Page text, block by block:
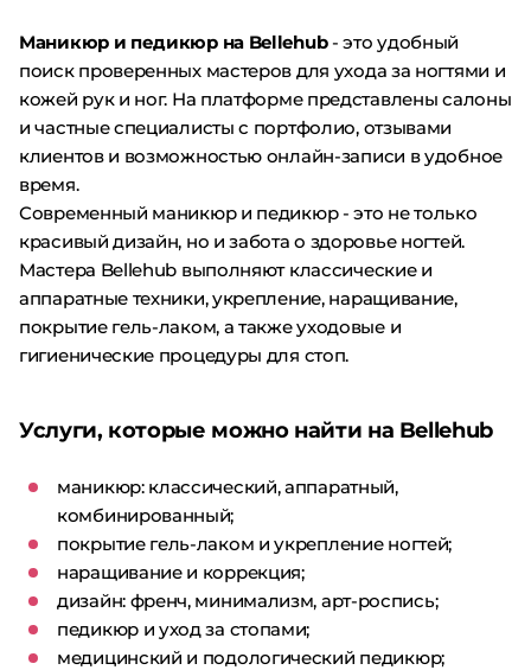
Маникюр и педикюр на Bellehub- это удобный
поиск проверенных мастеров для ухода за ногтями и
кожей рук и ног. На платформе представлены салоны
и частные специалисты с портфолио, отзывами
клиентов и возможностью онлайн-записи в удобное
время.
Современный маникюр и педикюр - это не только
красивый дизайн, но и забота о здоровье ногтей.
Мастера Bellehub выполняют классические и
аппаратные техники, укрепление, наращивание,
покрытие гель-лаком, а также уходовые и
гигиенические процедуры для стоп.
Услуги, которые можно найти на Bellehub
маникюр: классический, аппаратный,
комбинированный;
покрытие гель-лаком и укрепление ногтей;
наращивание и коррекция;
дизайн: френч, минимализм, арт-роспись;
педикюр и уход за стопами;
медицинский и подологический педикюр;